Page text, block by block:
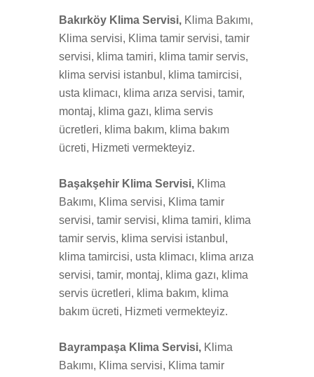
Bakırköy Klima Servisi, Klima Bakımı,
Klima servisi, Klima tamir servisi, tamir
servisi, klima tamiri, klima tamir servis,
klima servisi istanbul, klima tamircisi,
usta klimacı, klima arıza servisi, tamir,
montaj, klima gazı, klima servis
ücretleri, klima bakım, klima bakım
ücreti, Hizmeti vermekteyiz.
Başakşehir Klima Servisi, Klima
Bakımı, Klima servisi, Klima tamir
servisi, tamir servisi, klima tamiri, klima
tamir servis, klima servisi istanbul,
klima tamircisi, usta klimacı, klima arıza
servisi, tamir, montaj, klima gazı, klima
servis ücretleri, klima bakım, klima
bakım ücreti, Hizmeti vermekteyiz.
Bayrampaşa Klima Servisi, Klima
Bakımı, Klima servisi, Klima tamir